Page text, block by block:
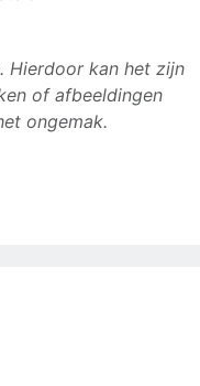
Hierdoor kan het zijn
of afbeeldingen
ongemak.